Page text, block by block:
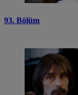
93. Bölüm